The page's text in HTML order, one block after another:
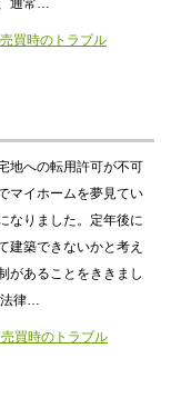
通常…
買時のトラブル
地への転用許可が不可
マイホームを夢見てい
なりました。定年後に
建築できないかと考え
があることをききまし
法律…
買時のトラブル